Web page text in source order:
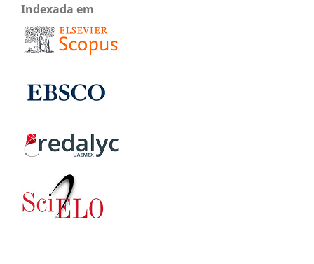
Indexada em